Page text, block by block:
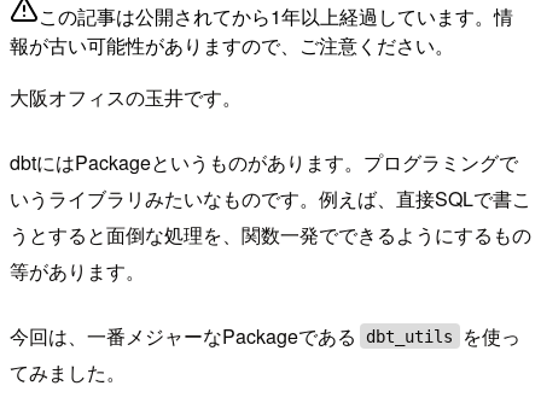
この記事は公開されてから1年以上経過しています。情
報が古い可能性がありますので、ご注意ください。
大阪オフィスの玉井です。
dbtにはPackageというものがあります。プログラミングで
いうライブラリみたいなものです。例えば、直接SQLで書こ
うとすると面倒な処理を、関数一発でできるようにするもの
等があります。
今回は、一番メジャーなPackageである dbt_utils
を使っ
てみました。